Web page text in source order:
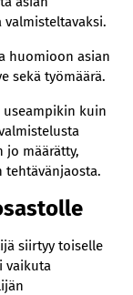
huomioon asian
sekä työmäärä.
useampikin kuin
jo määrätty,
siirtyy toiselle
vaikuta